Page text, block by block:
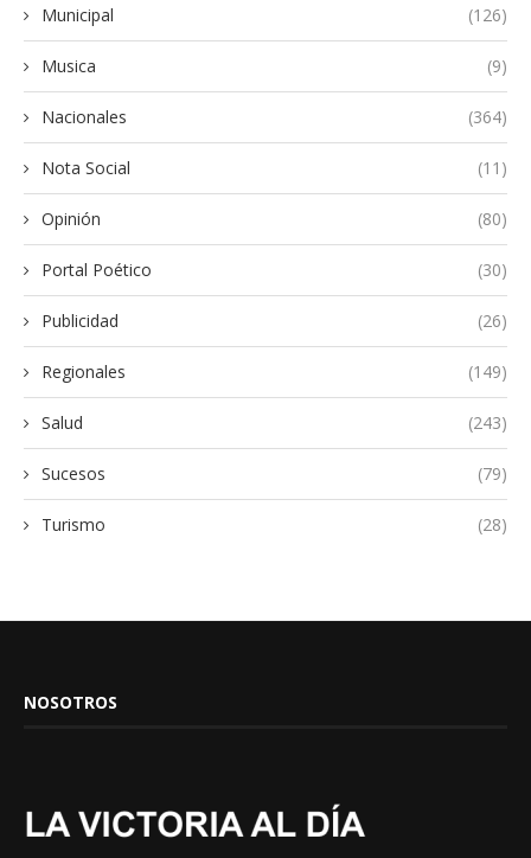
Municipal (126)
Musica (9)
Nacionales (364)
Nota Social (11)
Opinión (80)
Portal Poético (30)
Publicidad (26)
Regionales (149)
Salud (243)
Sucesos (79)
Turismo (28)
NOSOTROS